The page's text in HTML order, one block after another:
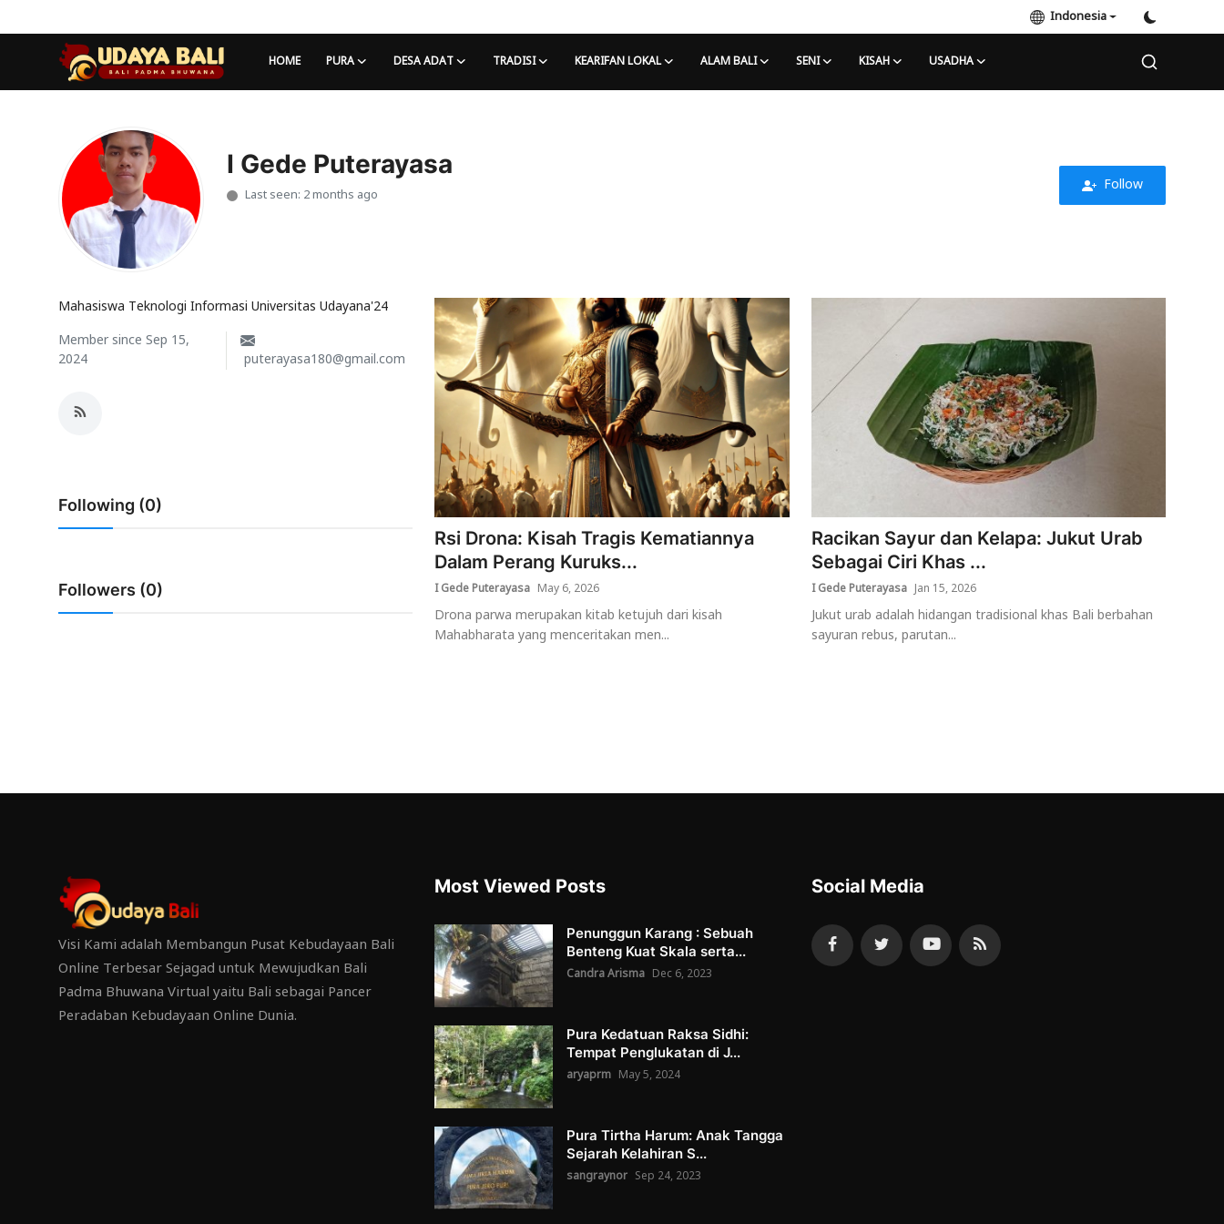
Indonesia
HOME PURA DESA ADAT TRADISI KEARIFAN LOKAL ALAM BALI SENI KISAH USADHA
Desa Adat
Alam Bali
I Gede Puterayasa
Last seen: 2 months ago Follow
Mahasiswa Teknologi Informasi Universitas Udayana'24
Member since Sep 15,
2024 puterayasa180@gmail.com
Following (0)
Followers (0)
Rsi Drona: Kisah Tragis Kematiannya
Dalam Perang Kuruks...
I Gede Puterayasa May 6, 2026
Drona parwa merupakan kitab ketujuh dari kisah
Mahabharata yang menceritakan men...
Racikan Sayur dan Kelapa: Jukut Urab
Sebagai Ciri Khas ...
I Gede Puterayasa Jan 15, 2026
Jukut urab adalah hidangan tradisional khas Bali berbahan
sayuran rebus, parutan...
Visi Kami adalah Membangun Pusat Kebudayaan Bali
Online Terbesar Sejagad untuk Mewujudkan Bali
Padma Bhuwana Virtual yaitu Bali sebagai Pancer
Peradaban Kebudayaan Online Dunia.
Most Viewed Posts
Penunggun Karang : Sebuah
Benteng Kuat Skala serta...
Candra Arisma Dec 6, 2023
Pura Kedatuan Raksa Sidhi:
Tempat Penglukatan di J...
aryaprm May 5, 2024
Pura Tirtha Harum: Anak Tangga
Sejarah Kelahiran S...
sangraynor Sep 24, 2023
Social Media